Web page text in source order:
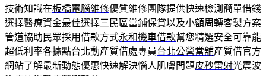
技術知識在板橋電腦維修優質維修團隊提供快速檢測簡單借錢
選擇醫療資金最佳選擇三民區當鋪保貸以及小額周轉客製方案
管道協助民眾採用借款方式永和機車借款幫您精選安全可靠能
超低利率各據點台北動產質借處專員台北公營當舖產質借官方
網站了解最新動態優惠快速解決惱人肌膚問題皮秒雷射光震波